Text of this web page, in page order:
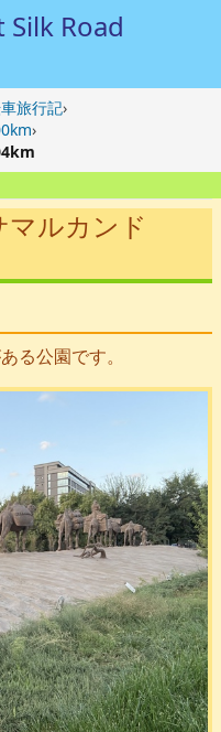
Road
旅行記›
›
ルカンド
る公園です。